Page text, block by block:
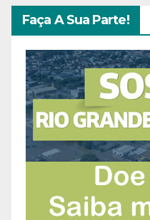
Faça A Sua Parte!